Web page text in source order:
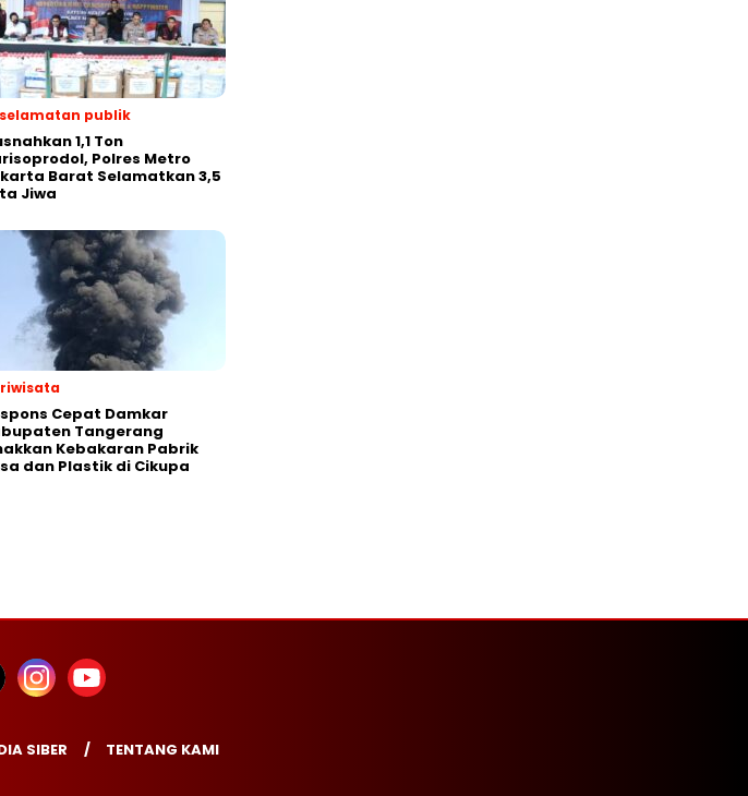
publik
1,1 Ton
Polres Metro
Barat Selamatkan 3,5
Jiwa
Cepat Damkar
Tangerang
Kebakaran Pabrik
dan Plastik di Cikupa
SIBER TENTANG KAMI